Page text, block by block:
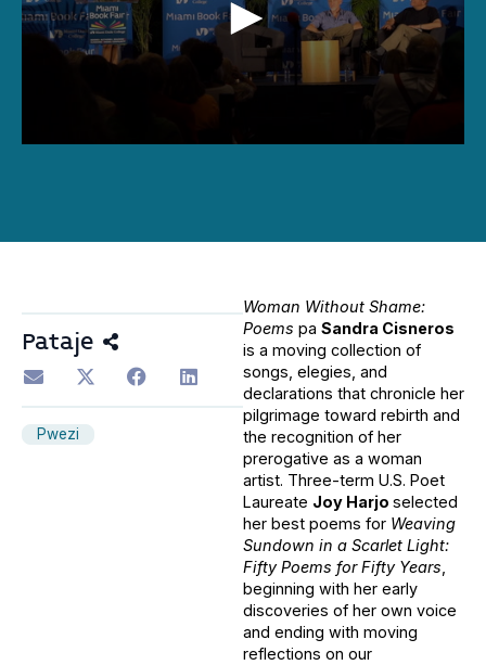
10
Pataje
Pwezi
Woman Without Shame:
Poems pa Sandra Cisneros
is a moving collection of
songs, elegies, and
declarations that chronicle her
pilgrimage toward rebirth and
the recognition of her
prerogative as a woman
artist. Three-term U.S. Poet
Laureate Joy Harjo selected
her best poems for Weaving
Sundown in a Scarlet Light:
Fifty Poems for Fifty Years,
beginning with her early
discoveries of her own voice
and ending with moving
reflections on our